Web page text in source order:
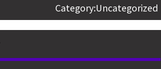
Category:Uncategorized